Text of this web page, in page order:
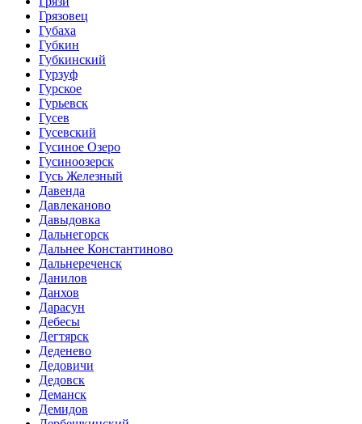
Грязовец
Губаха
Губкин
Губкинский
Гурзуф
Гурское
Гурьевск
Гусев
Гусевский
Гусиное Озеро
Гусиноозерск
Гусь Железный
Давенда
Давлеканово
Давыдовка
Дальнегорск
Дальнее Константиново
Дальнереченск
Данилов
Данхов
Дарасун
Дебесы
Дегтярск
Деденево
Дедовичи
Дедовск
Деманск
Демидов